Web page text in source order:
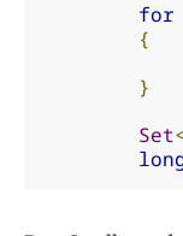
for
{
}
Set